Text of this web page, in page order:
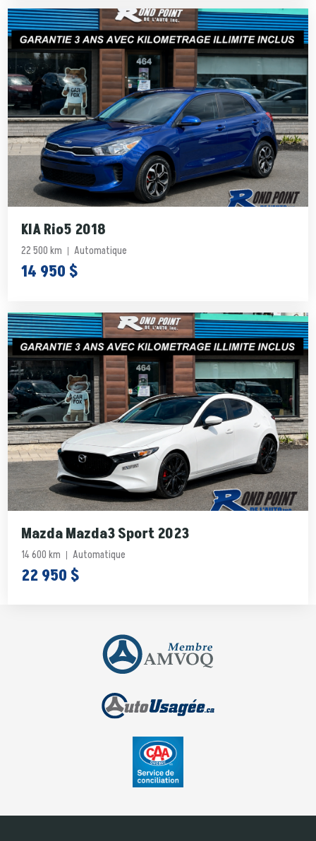
KIA Rio5 2018
22 500 km Automatique
14 950 $
Mazda Mazda3 Sport 2023
14 600 km Automatique
22 950 $